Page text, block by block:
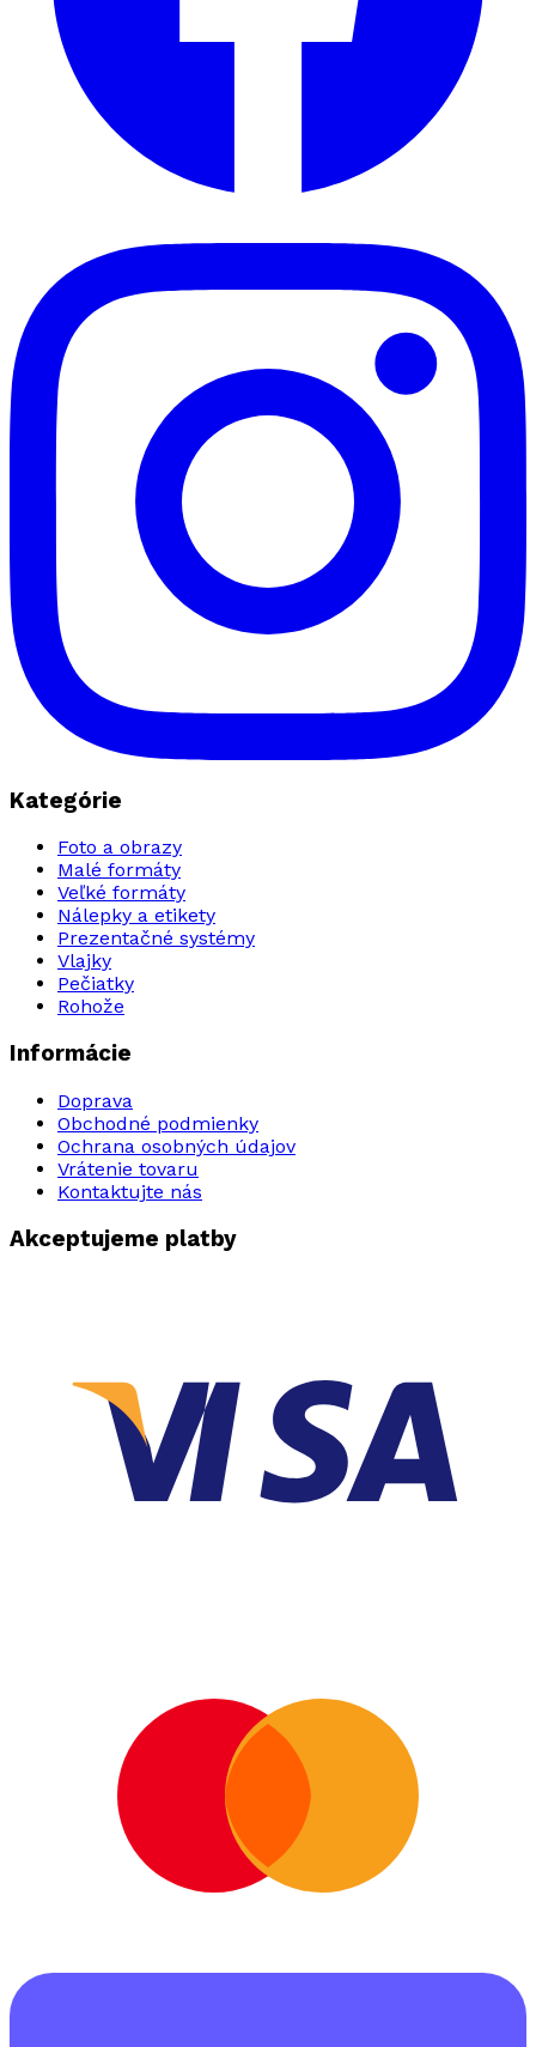
Kategórie
Foto a obrazy
Malé formáty
Veľké formáty
Nálepky a etikety
Prezentačné systémy
Vlajky
Pečiatky
Rohože
Informácie
Doprava
Obchodné podmienky
Ochrana osobných údajov
Vrátenie tovaru
Kontaktujte nás
Akceptujeme platby